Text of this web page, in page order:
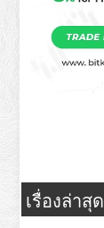
เรื่องล่าสุด